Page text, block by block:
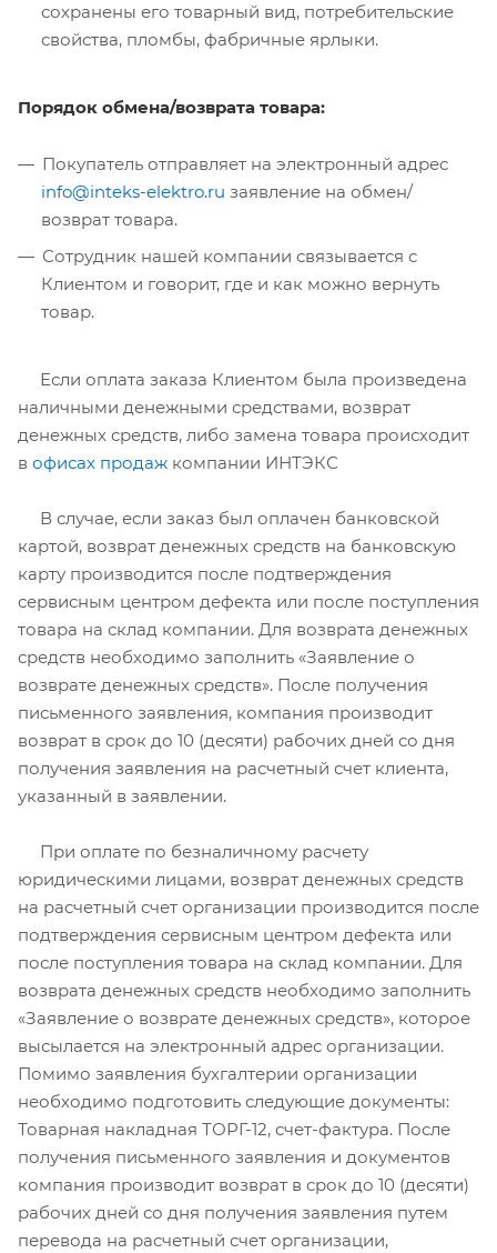
сохранены его товарный вид, потребительские
свойства, пломбы, фабричные ярлыки.
Порядок обмена/возврата товара:
Покупатель отправляет на электронный адрес
info@inteks-elektro.ru заявление на обмен/
возврат товара.
Сотрудник нашей компании связывается с
Клиентом и говорит, где и как можно вернуть
товар.
Если оплата заказа Клиентом была произведена
наличными денежными средствами, возврат
денежных средств, либо замена товара происходит
в офисах продаж компании ИНТЭКС
В случае, если заказ был оплачен банковской
картой, возврат денежных средств на банковскую
карту производится после подтверждения
сервисным центром дефекта или после поступления
товара на склад компании. Для возврата денежных
средств необходимо заполнить «Заявление о
возврате денежных средств». После получения
письменного заявления, компания производит
возврат в срок до 10 (десяти) рабочих дней со дня
получения заявления на расчетный счет клиента,
указанный в заявлении.
При оплате по безналичному расчету
юридическими лицами, возврат денежных средств
на расчетный счет организации производится после
подтверждения сервисным центром дефекта или
после поступления товара на склад компании. Для
возврата денежных средств необходимо заполнить
«Заявление о возврате денежных средств», которое
высылается на электронный адрес организации.
Помимо заявления бухгалтерии организации
необходимо подготовить следующие документы:
Товарная накладная ТОРГ-12, счет-фактура. После
получения письменного заявления и документов
компания производит возврат в срок до 10 (десяти)
рабочих дней со дня получения заявления путем
перевода на расчетный счет организации,